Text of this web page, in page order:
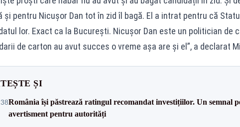
și pentru Nicușor Dan tot în zid îl bagă. El a intrat pentru că
lor. Exact ca la București. Nicușor Dan este un politician de
de carton au avut succes o vreme așa are și el”, a declarat
ȘI
România își păstrează ratingul recomandat investițiilor. Un semnal
avertisment pentru autorități